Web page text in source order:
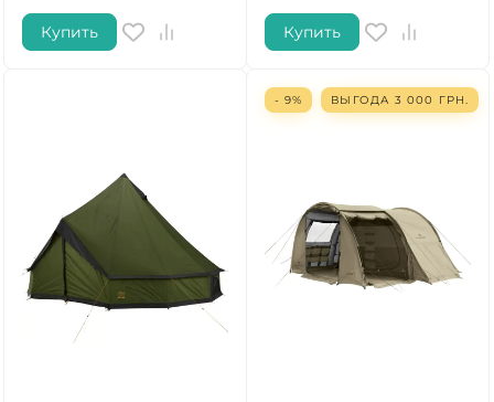
Купить Купить
- 9% ВЫГОДА 3 000 ГРН.